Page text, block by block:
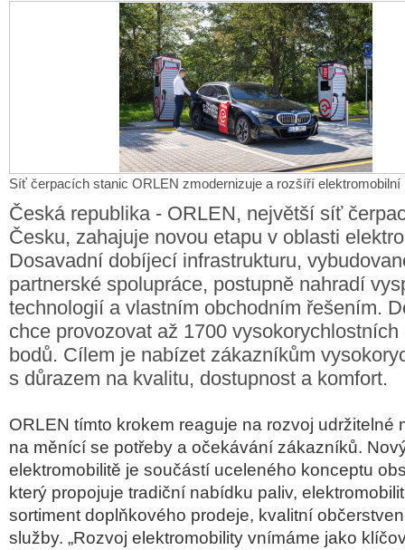
Síť čerpacích stanic ORLEN zmodernizuje a rozšíří elektromobilní
Česká republika - ORLEN, největší síť
Česku, zahajuje novou etapu v oblasti
Dosavadní dobíjecí infrastrukturu,
partnerské spolupráce, postupně nahradí
technologií a vlastním obchodním řešením.
chce provozovat až 1700
bodů. Cílem je nabízet zákazníkům
s důrazem na kvalitu, dostupnost a komfort.
ORLEN tímto krokem reaguje na rozvoj udržitelné
na měnící se potřeby a očekávání zákazníků.
elektromobilitě je součástí uceleného konceptu
který propojuje tradiční nabídku paliv,
sortiment doplňkového prodeje, kvalitní
služby. „Rozvoj elektromobility vnímáme jako